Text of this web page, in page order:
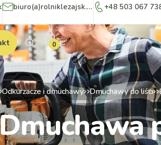
biuro(a)rolniklezajsk.pl +48 503 067
0
Odkurzacze i dmuchawy Dmuchawy do liści